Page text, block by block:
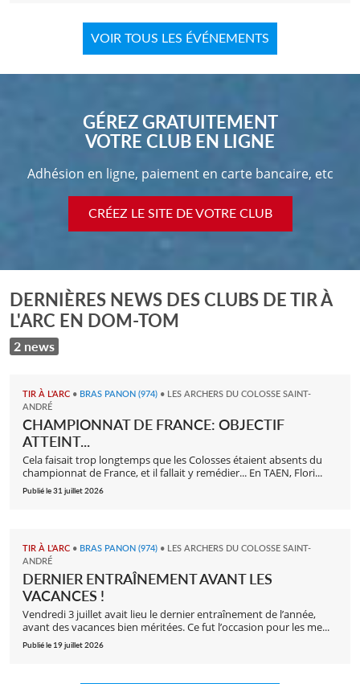
VOIR TOUS LES ÉVÉNEMENTS
GÉREZ GRATUITEMENT
VOTRE CLUB EN LIGNE
Adhésion en ligne, paiement en carte bancaire, etc
CRÉEZ LE SITE DE VOTRE CLUB
DERNIÈRES NEWS DES CLUBS DE TIR À
L'ARC EN DOM-TOM
2 news
TIR À L'ARC • BRAS PANON (974) • LES ARCHERS DU COLOSSE SAINT-
ANDRÉ
CHAMPIONNAT DE FRANCE: OBJECTIF
ATTEINT...
Cela faisait trop longtemps que les Colosses étaient absents du
championnat de France, et il fallait y remédier... En TAEN, Flori...
Publié le 31 juillet 2026
TIR À L'ARC • BRAS PANON (974) • LES ARCHERS DU COLOSSE SAINT-
ANDRÉ
DERNIER ENTRAÎNEMENT AVANT LES
VACANCES !
Vendredi 3 juillet avait lieu le dernier entraînement de l’année,
avant des vacances bien méritées. Ce fut l’occasion pour les me...
Publié le 19 juillet 2026